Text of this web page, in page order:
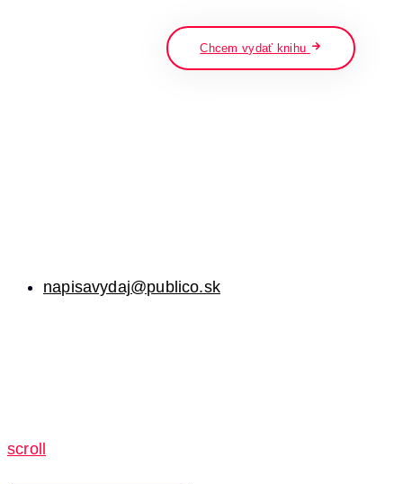
Chcem vydať knihu
napisavydaj@publico.sk
scroll